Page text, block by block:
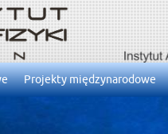
Projekty międzynarodowe